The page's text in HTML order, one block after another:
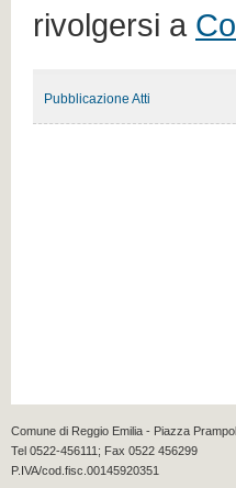
rivolgersi a
Pubblicazione Atti
Comune di Reggio Emilia - Piazza
Tel 0522-456111; Fax 0522 456299
P.IVA/cod.fisc.00145920351